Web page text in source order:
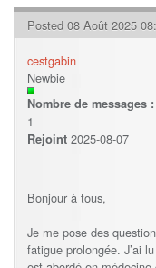
Posted 08 Août 2025
cestgabin
Newbie
Nombre de messages :
1
Rejoint 2025-08-07
Bonjour à tous,
Je me pose des
fatigue prolongée. J’ai